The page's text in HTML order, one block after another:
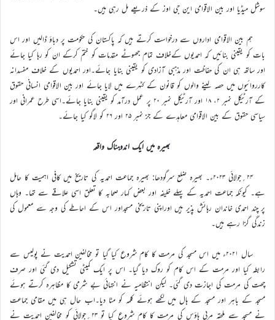
سوشل میڈیا اور بین الاقوامی این جی اوز کے ذریعے مل رہی ہیں۔
ہم بین الاقوامی اداروں سے درخواست کرتے ہیں کہ پاکستان کی حکومت پر دباؤ ڈالیں اور اس
بات کو یقینی بنائیں کہ احمدیوں کےخلاف تمام جھوٹے مقدمات کو ختم کرکے ان کو رہا کیا جائے
اور ساتھ ہی ان کی حفاظت اور مذہبی آزادی کو یقینی بنایا جائے۔اور احمدیوں کے خلاف مفسدانہ
کارروائیوں میں حصہ لینے والوں کو قانون کے کٹہرے میں لایا جائے اور بین الاقوامی انسانی حقوق
کے آرٹیکل نمبر ۲، ۱۸ اور آرٹیکل نمبر ۲۰ پر عمل درآمد کو یقینی بنایا جائے۔اسی طرح عمرانی اور
سیاسی حقوق کے بین الاقوامی معاہدے کے جز نمبر ۲۵ اور ۲۶ کو لاگو کیا جائے۔
بھیرہ میں ایک اندوہناک واقعہ
۲۴؍جولائی ۲۰۲۳ء۔ بھیرہ ضلع سرگودھا: بھیرہ جماعت احمدیہ کی تاریخ میں کافی اہمیت کا حامل
ہے۔ کیونکہ جماعت احمدیہ کے پہلے خلیفہ اور بعض کہار صحابہ کا تعلق اسی علاقے سے تھا۔ وہاں
پر چند احمدی خاندان رہائش پذیر ہیں اوراپنی تاریخی مسجداور اس کے احاطے کی وجہ سے معمول کی
زندگی گزا رہے ہیں۔
سال ۲۰۲۱ء میں اس مسجد کی مرمت کا کام شروع کیا گیا تو مخالفین احمدیت نے پولیس سے
رابطہ کیا اور مرمت کے اس کام کو روک دیا گیا۔ اس پر ایک کمیٹی تشکیل دی گئی اور صرف
چھت کی مرمت کی اجازت دی گئی۔ لیکن انتظامیہ نے انتہائی بے شرمی کا مظاہرہ کرتے ہوئے
مسجد کے باہر اور مسجد کے ہال میں لکھے ہوئے کلمہ کو مٹا دیا۔اب حال ہی میں مقامی جماعت
نے مسجد سے ملحقہ مربی ہاؤس کی مرمت کا کام شروع کیا تو ۲۳؍جولائی کو مخالفین احمدیت نے